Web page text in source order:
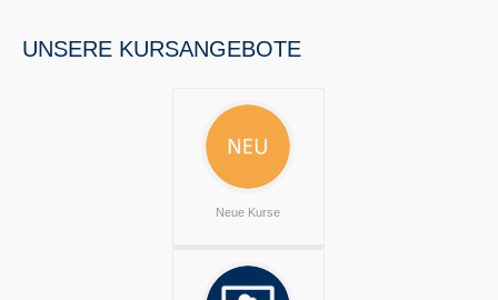
UNSERE KURSANGEBOTE
Neue Kurse